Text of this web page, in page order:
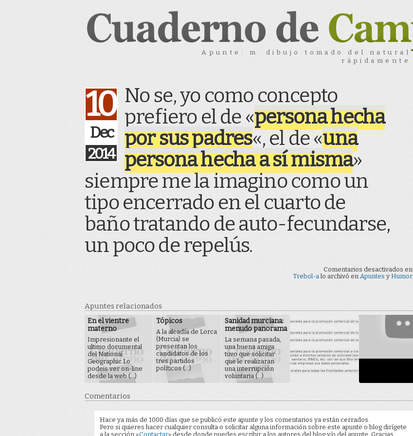
Apunte: m. dibujo tomado del natural
rápidamente
10
Dec
2014
No se, yo como concepto
prefiero el de «persona hecha
por sus padres«, el de «una
persona hecha a sí misma»
siempre me la imagino como un
tipo encerrado en el cuarto de
baño tratando de auto-fecundarse,
un poco de repelús.
Comentarios desactivados en
Trebol-a lo archivó en Apuntes y Humor
Apuntes relacionados
En el vientre
materno
Impresionante el
ultimo documental
del National
Geographic.Lo
podeis ver on-line
desde la web (...)
Tópicos
A la alcadía de Lorca
(Murcia) se
presentan los
candidatos de los
tres partidos
políticos (...)
Sanidad murciana:
menudo panorama
La semana pasada,
una buena amiga
tuvo que solicitar
que le realizaran
una interrupción
voluntaria (...)
Comentarios
Hace ya más de 1000 días que se publicó este apunte y los comentarios ya están cerrados.
Pero si quieres hacer cualquier consulta o solicitar alguna información sobre este apunte o blog dirígete
a la sección «Contactar» desde donde puedes escribir a los autores del blog y/o del apunte. Gracias.